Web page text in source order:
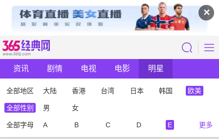
✕
资讯 剧情 电视 电影 明星
全部地区 大陆 香港 台湾 日本 韩国 欧美
全部性别 男 女
全部字母 A B C D E 更多